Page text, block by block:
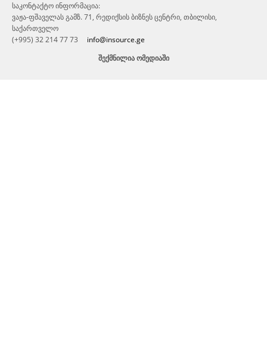
საკონტაქტო ინფორმაცია:
ვაჟა-ფშაველას გამზ. 71, რედიქსის ბიზნეს ცენტრი, თბილისი,
საქართველო
(+995) 32 214 77 73 info@insource.ge
ᲨᲔᲥᲛᲜᲘᲚᲘᲐ ᲝᲛᲔᲓᲘᲐᲨᲘ